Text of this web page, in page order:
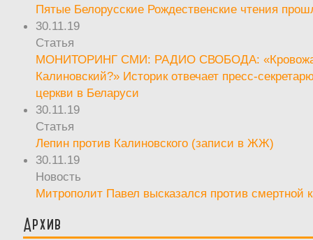
Пятые Белорусские Рождественские чтения
30.11.19
Статья
МОНИТОРИНГ СМИ: РАДИО СВОБОДА:
Калиновский?» Историк отвечает пресс-
церкви в Беларуси
30.11.19
Статья
Лепин против Калиновского (записи в ЖЖ)
30.11.19
Новость
Митрополит Павел высказался против смертной
Архив